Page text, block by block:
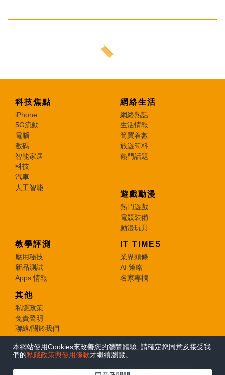
科技焦點
iPhone
5G流動
電腦
數碼
智能家居
科技
汽車
人工智能
網絡生活
網絡熱話
生活情報
筍買着數
旅遊筍料
熱門話題
遊戲動漫
熱門遊戲
電競裝備
動漫玩具
教學評測
應用秘技
新品測試
Apps 情報
IT TIMES
業界頭條
AI 策略
名家專欄
其他
私隱政策
免責聲明
聯絡/關於我們
© 2026 e-zone. All Rights Reserved.
本網站使用Cookies來改善您的瀏覽體驗, 請確定您同意及接受我
們的私隱政策與使用條款才繼續瀏覽。